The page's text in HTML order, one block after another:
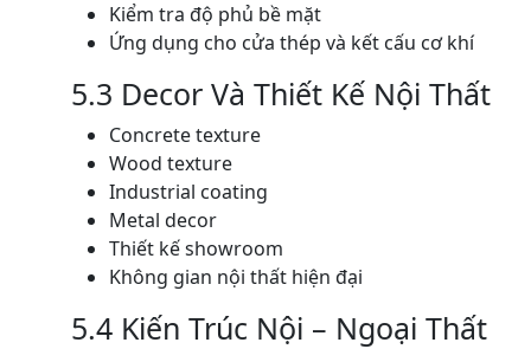
Kiểm tra độ phủ bề mặt
Ứng dụng cho cửa thép và kết cấu cơ khí
5.3 Decor Và Thiết Kế Nội Thất
Concrete texture
Wood texture
Industrial coating
Metal decor
Thiết kế showroom
Không gian nội thất hiện đại
5.4 Kiến Trúc Nội – Ngoại Thất